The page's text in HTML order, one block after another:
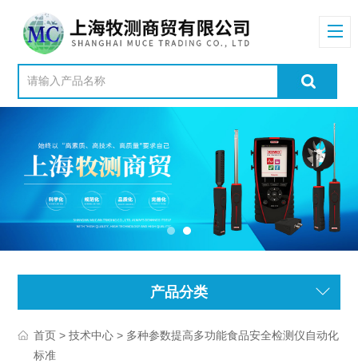
产品分类
首页 >技术中心 > 多种参数提高多功能食品安全检测仪自动化
标准